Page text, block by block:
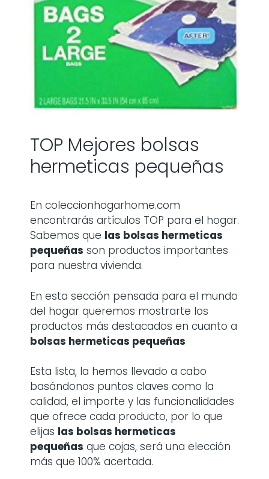
TOP Mejores bolsas
hermeticas pequeñas
En coleccionhogarhome.com
encontrarás artículos TOP para el hogar.
Sabemos que las bolsas hermeticas
pequeñas son productos importantes
para nuestra vivienda.
En esta sección pensada para el mundo
del hogar queremos mostrarte los
productos más destacados en cuanto a
bolsas hermeticas pequeñas
Esta lista, la hemos llevado a cabo
basándonos puntos claves como la
calidad, el importe y las funcionalidades
que ofrece cada producto, por lo que
elijas las bolsas hermeticas
pequeñas que cojas, será una elección
más que 100% acertada.